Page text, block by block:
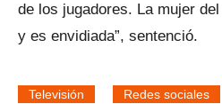
de los jugadores. La mujer
y es envidiada”, sentenció.
Televisión Redes sociales